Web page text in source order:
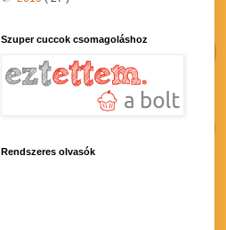
Szuper cuccok csomagoláshoz
Rendszeres olvasók